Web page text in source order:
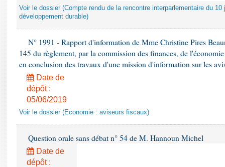
Voir le dossier (Compte rendu de la rencontre interparlementaire du
développement durable)
N° 1991 - Rapport d'information de Mme Christine Pires
145 du règlement, par la commission des finances, de
en conclusion des travaux d'une mission d'information sur les
Date de
dépôt :
05/06/2019
Voir le dossier (Economie : aviseurs fiscaux)
Question orale sans débat n° 54 de M. Hannoun Michel
Date de
dépôt :